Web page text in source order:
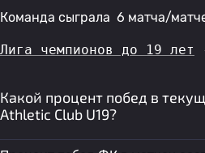
Команда сыграла 6 матча/
Лига чемпионов до 19 лет
Какой процент побед в
Athletic Club U19?